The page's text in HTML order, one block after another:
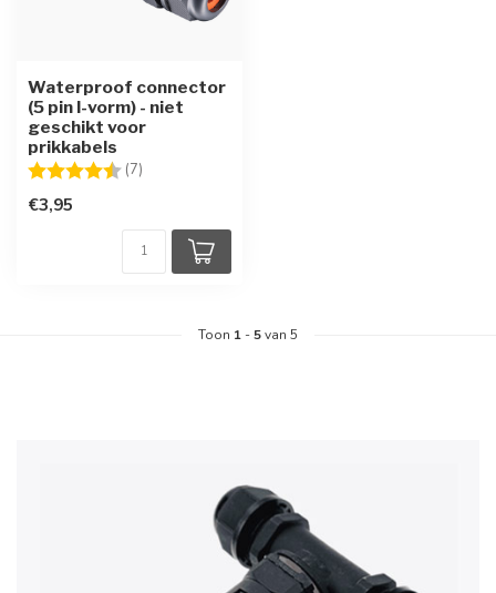
Waterproof connector
(5 pin I-vorm) - niet
geschikt voor
prikkabels
Beoordeling: (7)
€3,95
Toon 1 -5van 5